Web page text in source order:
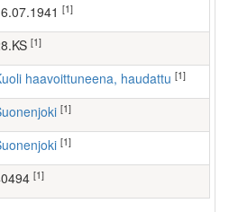
16.07.1941 [1]
28.KS [1]
Kuoli haavoittuneena, haudattu [1]
Suonenjoki [1]
Suonenjoki [1]
40494 [1]